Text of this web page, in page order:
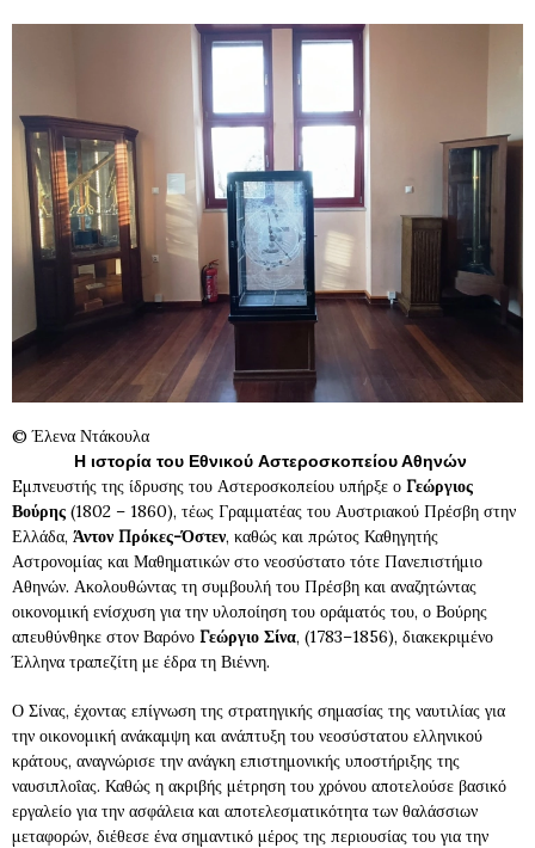
© Έλενα Ντάκουλα
Η ιστορία του Εθνικoύ Αστεροσκοπείου Αθηνών
Eμπνευστής της ίδρυσης του Αστεροσκοπείου υπήρξε ο Γεώργιος
Βούρης (1802 – 1860), τέως Γραμματέας του Αυστριακού Πρέσβη στην
Ελλάδα, Άντον Πρόκες-Όστεν, καθώς και πρώτος Καθηγητής
Αστρονομίας και Μαθηματικών στο νεοσύστατο τότε Πανεπιστήμιο
Αθηνών. Ακολουθώντας τη συμβουλή του Πρέσβη και αναζητώντας
οικονομική ενίσχυση για την υλοποίηση του οράματός του, ο Βούρης
απευθύνθηκε στον Βαρόνο Γεώργιο Σίνα, (1783–1856), διακεκριμένο
Έλληνα τραπεζίτη με έδρα τη Βιέννη.
Ο Σίνας, έχοντας επίγνωση της στρατηγικής σημασίας της ναυτιλίας για
την οικονομική ανάκαμψη και ανάπτυξη του νεοσύστατου ελληνικού
κράτους, αναγνώρισε την ανάγκη επιστημονικής υποστήριξης της
ναυσιπλοΐας. Καθώς η ακριβής μέτρηση του χρόνου αποτελούσε βασικό
εργαλείο για την ασφάλεια και αποτελεσματικότητα των θαλάσσιων
μεταφορών, διέθεσε ένα σημαντικό μέρος της περιουσίας του για την